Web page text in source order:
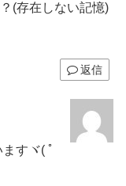
(存在しない記憶)
返信
すヾ( ﾟ